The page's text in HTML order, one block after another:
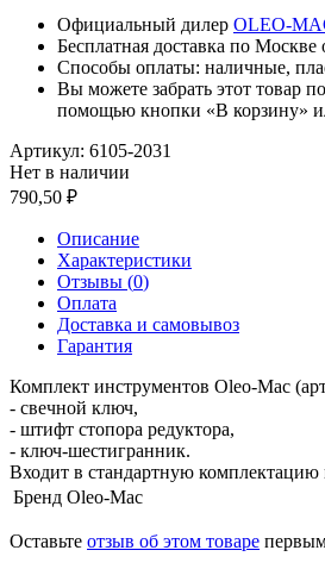
Официальный дилер OLEO-
Бесплатная доставка по Москве
Способы оплаты: наличные,
Вы можете забрать этот товар
помощью кнопки «В корзину»
Артикул: 6105-2031
Нет в наличии
790,50
Описание
Характеристики
Отзывы (0)
Оплата
Доставка и самовывоз
Гарантия
Комплект инструментов Oleo-Mac
- свечной ключ,
- штифт стопора редуктора,
- ключ-шестигранник.
Входит в стандартную
Бренд Oleo-Mac
Оставьте отзыв об этом товаре